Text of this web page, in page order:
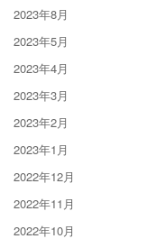
2023年8月
2023年5月
2023年4月
2023年3月
2023年2月
2023年1月
2022年12月
2022年11月
2022年10月